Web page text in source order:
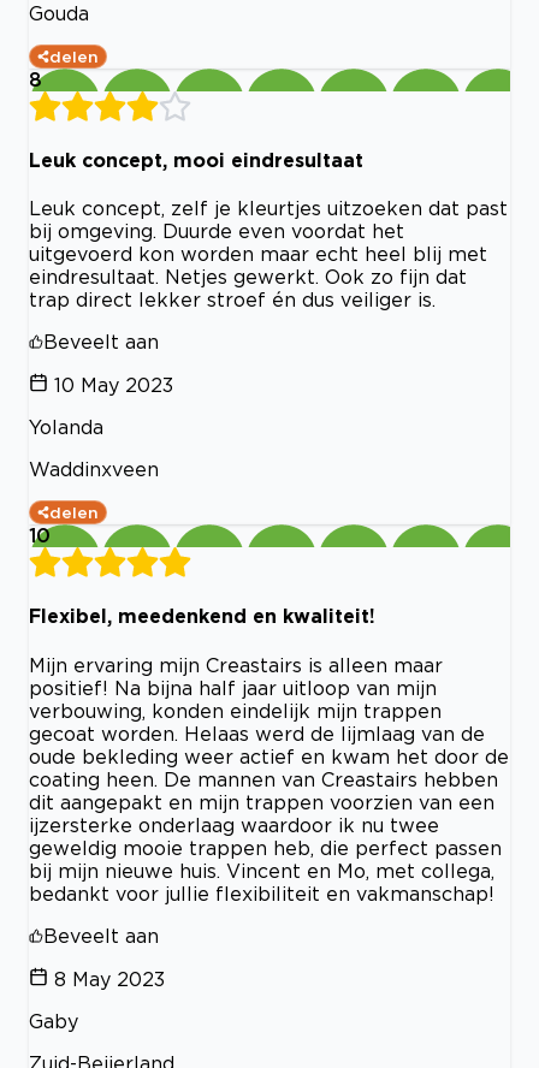
Gouda
delen
8
Leuk concept, mooi eindresultaat
Leuk concept, zelf je kleurtjes uitzoeken dat past
bij omgeving. Duurde even voordat het
uitgevoerd kon worden maar echt heel blij met
eindresultaat. Netjes gewerkt. Ook zo fijn dat
trap direct lekker stroef én dus veiliger is.
Beveelt aan
10 May 2023
Yolanda
Waddinxveen
delen
10
Flexibel, meedenkend en kwaliteit!
Mijn ervaring mijn Creastairs is alleen maar
positief! Na bijna half jaar uitloop van mijn
verbouwing, konden eindelijk mijn trappen
gecoat worden. Helaas werd de lijmlaag van de
oude bekleding weer actief en kwam het door de
coating heen. De mannen van Creastairs hebben
dit aangepakt en mijn trappen voorzien van een
ijzersterke onderlaag waardoor ik nu twee
geweldig mooie trappen heb, die perfect passen
bij mijn nieuwe huis. Vincent en Mo, met collega,
bedankt voor jullie flexibiliteit en vakmanschap!
Beveelt aan
8 May 2023
Gaby
Zuid-Beijerland